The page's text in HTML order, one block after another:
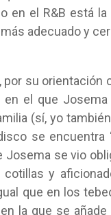
en el R&B está la
adecuado y
su orientación
en el que
(sí, yo
se encuentra
se vio
y
que en los
la que se